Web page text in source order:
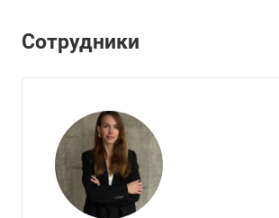
Сотрудники